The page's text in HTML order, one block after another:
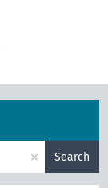
× Search